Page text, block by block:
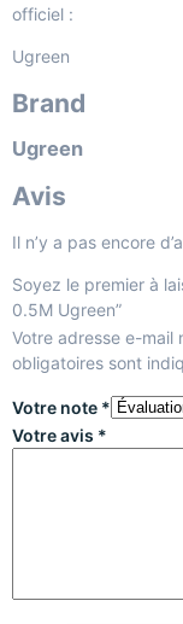
officiel :
Ugreen
Brand
Ugreen
Avis
Il n’y a pas encore
Soyez le premier à
0.5M Ugreen”
Votre adresse e-mail
obligatoires sont
Votre note *
Votre avis *